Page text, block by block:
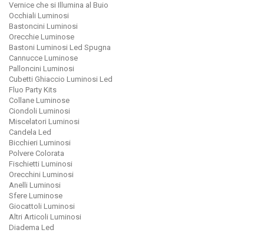
Vernice che si Illumina al Buio
Occhiali Luminosi
Bastoncini Luminosi
Orecchie Luminose
Bastoni Luminosi Led Spugna
Cannucce Luminose
Palloncini Luminosi
Cubetti Ghiaccio Luminosi Led
Fluo Party Kits
Collane Luminose
Ciondoli Luminosi
Miscelatori Luminosi
Candela Led
Bicchieri Luminosi
Polvere Colorata
Fischietti Luminosi
Orecchini Luminosi
Anelli Luminosi
Sfere Luminose
Giocattoli Luminosi
Altri Articoli Luminosi
Diadema Led